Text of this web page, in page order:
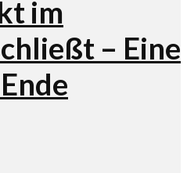
im
– Eine